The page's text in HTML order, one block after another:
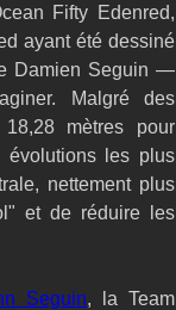
Fifty Edenred,
ayant été dessiné
Damien Seguin —
Malgré des
mètres pour
évolutions les plus
nettement plus
et de réduire les
Seguin, la Team